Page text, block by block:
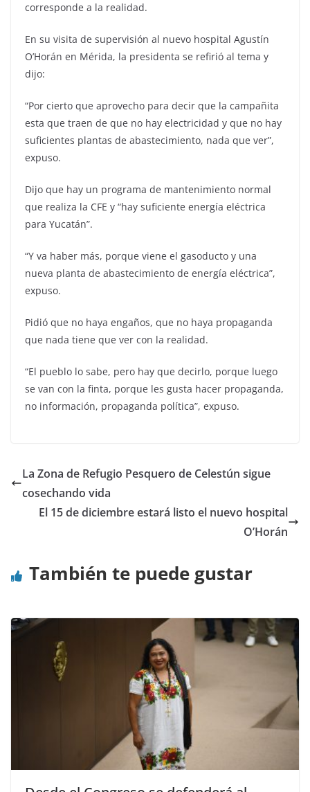
corresponde a la realidad.
En su visita de supervisión al nuevo hospital Agustín
O’Horán en Mérida, la presidenta se refirió al tema y
dijo:
“Por cierto que aprovecho para decir que la campañita
esta que traen de que no hay electricidad y que no hay
suficientes plantas de abastecimiento, nada que ver”,
expuso.
Dijo que hay un programa de mantenimiento normal
que realiza la CFE y “hay suficiente energía eléctrica
para Yucatán”.
“Y va haber más, porque viene el gasoducto y una
nueva planta de abastecimiento de energía eléctrica”,
expuso.
Pidió que no haya engaños, que no haya propaganda
que nada tiene que ver con la realidad.
“El pueblo lo sabe, pero hay que decirlo, porque luego
se van con la finta, porque les gusta hacer propaganda,
no información, propaganda política”, expuso.
La Zona de Refugio Pesquero de Celestún sigue
cosechando vida
El 15 de diciembre estará listo el nuevo hospital
O’Horán
También te puede gustar